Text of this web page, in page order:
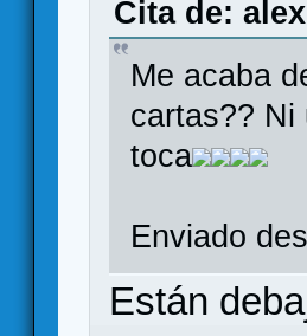
Cita de:
Me acaba
cartas?? Ni
toca
Enviado
Están